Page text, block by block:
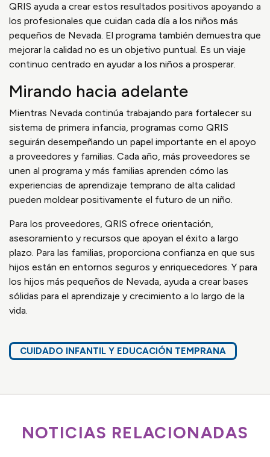
QRIS ayuda a crear estos resultados positivos apoyando a
los profesionales que cuidan cada día a los niños más
pequeños de Nevada. El programa también demuestra que
mejorar la calidad no es un objetivo puntual. Es un viaje
continuo centrado en ayudar a los niños a prosperar.
Mirando hacia adelante
Mientras Nevada continúa trabajando para fortalecer su
sistema de primera infancia, programas como QRIS
seguirán desempeñando un papel importante en el apoyo
a proveedores y familias. Cada año, más proveedores se
unen al programa y más familias aprenden cómo las
experiencias de aprendizaje temprano de alta calidad
pueden moldear positivamente el futuro de un niño.
Para los proveedores, QRIS ofrece orientación,
asesoramiento y recursos que apoyan el éxito a largo
plazo. Para las familias, proporciona confianza en que sus
hijos están en entornos seguros y enriquecedores. Y para
los hijos más pequeños de Nevada, ayuda a crear bases
sólidas para el aprendizaje y crecimiento a lo largo de la
vida.
CUIDADO INFANTIL Y EDUCACIÓN TEMPRANA
NOTICIAS RELACIONADAS